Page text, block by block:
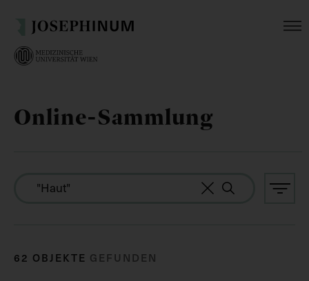
Online-Sammlung
62 OBJEKTE GEFUNDEN